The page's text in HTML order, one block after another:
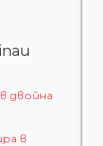
двойна
в